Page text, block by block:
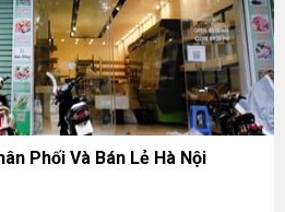
Phối Và Bán Lẻ Hà Nội